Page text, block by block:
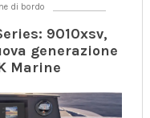
di bordo
9010xsv,
generazione
Marine